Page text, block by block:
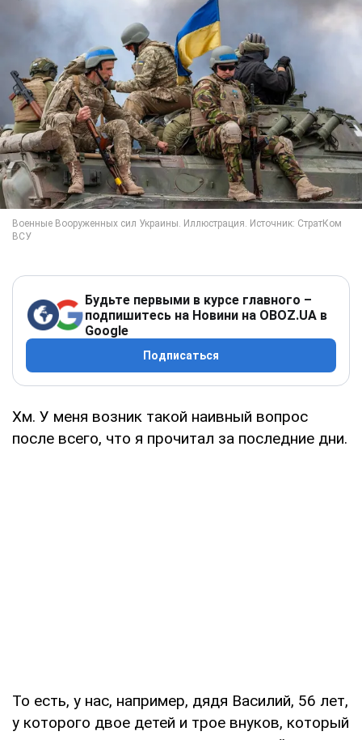
Будьте первыми в курсе главного –
подпишитесь на Новини на OBOZ.UA в
Google
Подписаться
Хм. У меня возник такой наивный вопрос
после всего, что я прочитал за последние дни.
То есть, у нас, например, дядя Василий, 56 лет,
у которого двое детей и трое внуков, который